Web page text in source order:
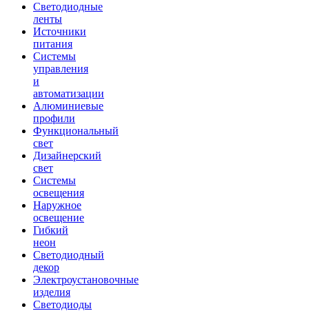
Светодиодные
ленты
Источники
питания
Системы
управления
и
автоматизации
Алюминиевые
профили
Функциональный
свет
Дизайнерский
свет
Системы
освещения
Наружное
освещение
Гибкий
неон
Светодиодный
декор
Электроустановочные
изделия
Светодиоды